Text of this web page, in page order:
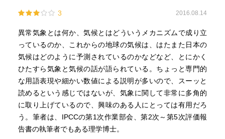
■緩和策と適応策
気候変動の緩和策とは、温室効果ガス排出を抑制するこ
とや削減するための対策です。省エネルギーや再生可能エ
ネルギーの導入、森林などの二酸化炭素の吸収源対策、二
酸化炭素の回収・貯留など、温暖化の原因となる強制力を
減らし、温暖化を緩和しようとするものです。
また適応策とは、社会のシステムを再構築することを通
して、気候変動から受ける影響を軽減しようとすることで
す。渇水対策、治水対策、熱中症予防、感染症対策、農作
3 2016.08.14
異常気象とは何か、気候とはどういうメカニズムで成り立
っているのか、これからの地球の気候は、はたまた日本の
気候はどのように予測されているのかなどなど、とにかく
ひたすら気象と気候の話が語られている。ちょっと専門的
な用語表現や細かい数値による説明が多いので、スーッと
読めるという感じではないが、気象に関して非常に多角的
に取り上げているので、興味のある人にとっては有用だろ
う。筆者は、IPCCの第1次作業部会、第2次～第5次評価報
告書の執筆者でもある理学博士。